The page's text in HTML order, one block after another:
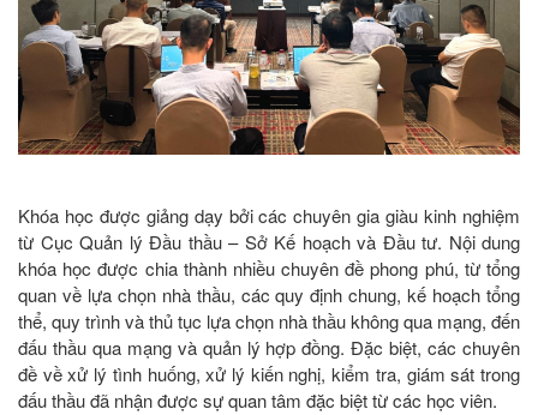
Khóa học được giảng dạy bởi các chuyên gia giàu kinh nghiệm
từ Cục Quản lý Đầu thầu – Sở Kế hoạch và Đầu tư. Nội dung
khóa học được chia thành nhiều chuyên đề phong phú, từ tổng
quan về lựa chọn nhà thầu, các quy định chung, kế hoạch tổng
thể, quy trình và thủ tục lựa chọn nhà thầu không qua mạng, đến
đấu thầu qua mạng và quản lý hợp đồng. Đặc biệt, các chuyên
đề về xử lý tình huống, xử lý kiến nghị, kiểm tra, giám sát trong
đấu thầu đã nhận được sự quan tâm đặc biệt từ các học viên.